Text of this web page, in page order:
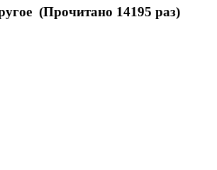
(Прочитано 14195 раз)